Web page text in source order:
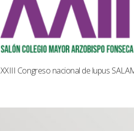
XXIII Congreso nacional de lupus